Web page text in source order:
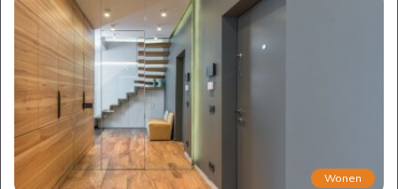
Wonen